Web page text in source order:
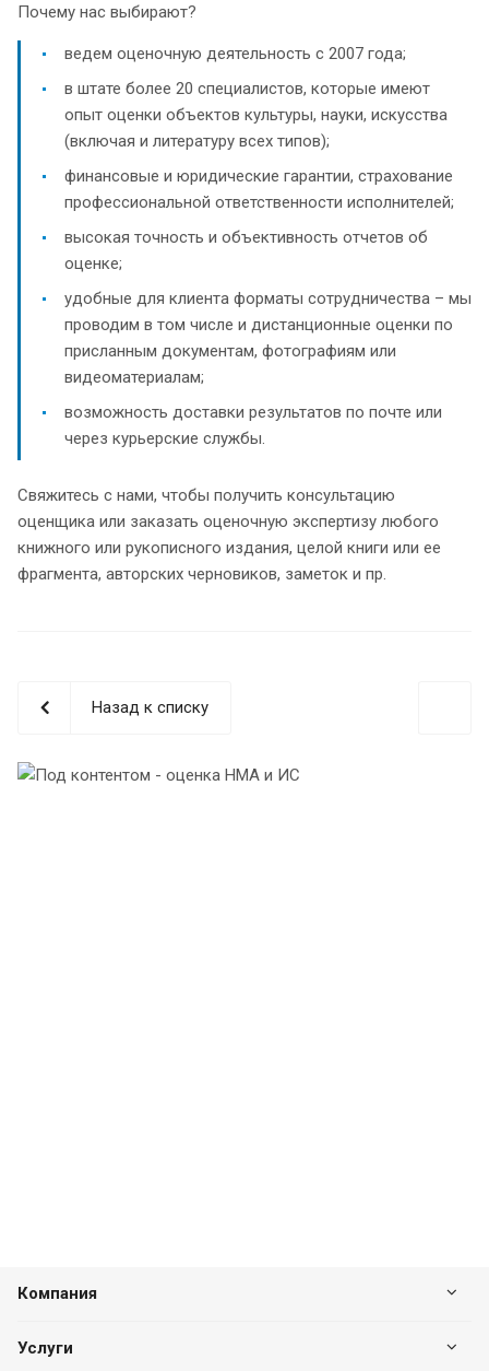
Почему нас выбирают?
ведем оценочную деятельность с 2007 года;
в штате более 20 специалистов, которые имеют
опыт оценки объектов культуры, науки, искусства
(включая и литературу всех типов);
финансовые и юридические гарантии, страхование
профессиональной ответственности исполнителей;
высокая точность и объективность отчетов об
оценке;
удобные для клиента форматы сотрудничества – мы
проводим в том числе и дистанционные оценки по
присланным документам, фотографиям или
видеоматериалам;
возможность доставки результатов по почте или
через курьерские службы.
Свяжитесь с нами, чтобы получить консультацию
оценщика или заказать оценочную экспертизу любого
книжного или рукописного издания, целой книги или ее
фрагмента, авторских черновиков, заметок и пр.
Назад к списку
Компания
Услуги